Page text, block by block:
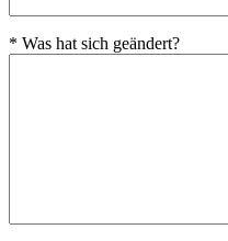
* Was hat sich geändert?